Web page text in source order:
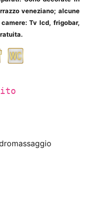
veneziano; alcune
Tv lcd, frigobar,